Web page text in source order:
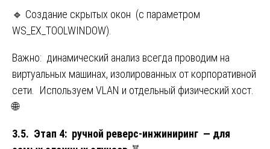
🔹 Создание скрытых окон (с параметром
WS_EX_TOOLWINDOW).
Важно: динамический анализ всегда проводим на
виртуальных машинах, изолированных от корпоративной
сети. Используем VLAN и отдельный физический хост.
🌐
3.5. Этап 4: ручной реверс-инжиниринг — для